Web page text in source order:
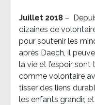
Juillet 2018 –
dizaines de
pour soutenir les
après Daech, il
la vie et l’espoir
comme volontaire
tisser des liens
les enfants grandir,